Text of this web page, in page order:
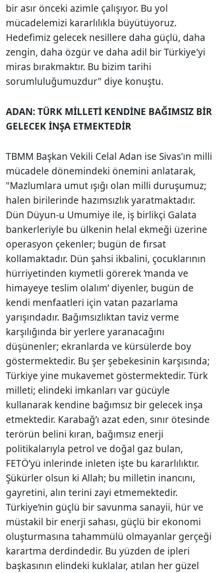
bir asır önceki azimle çalışıyor. Bu yol
mücadelemizi kararlılıkla büyütüyoruz.
Hedefimiz gelecek nesillere daha güçlü, daha
zengin, daha özgür ve daha adil bir Türkiye'yi
miras bırakmaktır. Bu bizim tarihi
sorumluluğumuzdur" diye konuştu.
ADAN: TÜRK MİLLETİ KENDİNE BAĞIMSIZ BİR
GELECEK İNŞA ETMEKTEDİR
TBMM Başkan Vekili Celal Adan ise Sivas'ın milli
mücadele dönemindeki önemini anlatarak,
"Mazlumlara umut ışığı olan milli duruşumuz;
halen birilerinde hazımsızlık yaratmaktadır.
Dün Düyun-u Umumiye ile, iş birlikçi Galata
bankerleriyle bu ülkenin helal ekmeği üzerine
operasyon çekenler; bugün de fırsat
kollamaktadır. Dün şahsi ikbalini, çocuklarının
hürriyetinden kıymetli görerek ‘manda ve
himayeye teslim olalım’ diyenler, bugün de
kendi menfaatleri için vatan pazarlama
yarışındadır. Bağımsızlıktan taviz verme
karşılığında bir yerlere yaranacağını
düşünenler; ekranlarda ve kürsülerde boy
göstermektedir. Bu şer şebekesinin karşısında;
Türkiye yine mukavemet göstermektedir. Türk
milleti; elindeki imkanları var gücüyle
kullanarak kendine bağımsız bir gelecek inşa
etmektedir. Karabağ’ı azat eden, sınır ötesinde
terörün belini kıran, bağımsız enerji
politikalarıyla petrol ve doğal gaz bulan,
FETÖ’yü inlerinde inleten işte bu kararlılıktır.
Şükürler olsun ki Allah; bu milletin inancını,
gayretini, alın terini zayi etmemektedir.
Türkiye’nin güçlü bir savunma sanayii, hür ve
müstakil bir enerji sahası, güçlü bir ekonomi
oluşturmasına tahammülü olmayanlar gerçeği
karartma derdindedir. Bu yüzden de ipleri
başkasının elindeki kuklalar, atılan her güzel